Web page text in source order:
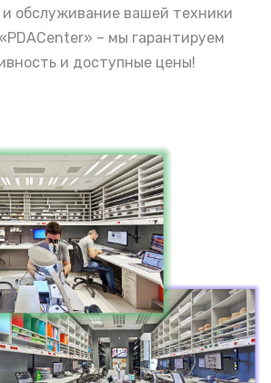
обслуживание вашей техники
– мы гарантируем
и доступные цены!